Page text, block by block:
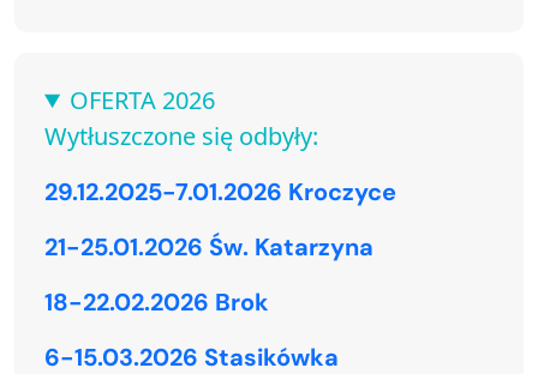
OFERTA 2026
Wytłuszczone się odbyły:
29.12.2025-7.01.2026 Kroczyce
21-25.01.2026 Św. Katarzyna
18-22.02.2026 Brok
6-15.03.2026 Stasikówka